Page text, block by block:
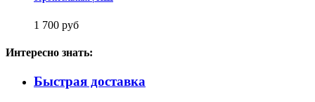
1 700 руб
Интересно знать:
Быстрая доставка